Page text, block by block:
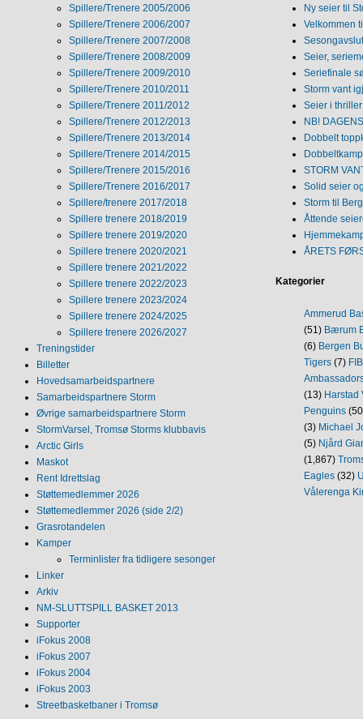
Spillere/Trenere 2005/2006
Spillere/Trenere 2006/2007
Spillere/Trenere 2007/2008
Spillere/Trenere 2008/2009
Spillere/Trenere 2009/2010
Spillere/Trenere 2010/2011
Spillere/Trenere 2011/2012
Spillere/Trenere 2012/2013
Spillere/Trenere 2013/2014
Spillere/Trenere 2014/2015
Spillere/Trenere 2015/2016
Spillere/Trenere 2016/2017
Spillere/trenere 2017/2018
Spillere trenere 2018/2019
Spillere trenere 2019/2020
Spillere trenere 2020/2021
Spillere trenere 2021/2022
Spillere trenere 2022/2023
Spillere trenere 2023/2024
Spillere trenere 2024/2025
Spillere trenere 2026/2027
Treningstider
Billetter
Hovedsamarbeidspartnere
Samarbeidspartnere Storm
Øvrige samarbeidspartnere Storm
StormVarsel, Tromsø Storms klubbavis
Arctic Girls
Maskot
Rent Idrettslag
Støttemedlemmer 2026
Støttemedlemmer 2026 (side 2/2)
Grasrotandelen
Kamper
Terminlister fra tidligere sesonger
Linker
Arkiv
NM‐SLUTTSPILL BASKET 2013
Supporter
iFokus 2008
iFokus 2007
iFokus 2004
iFokus 2003
Streetbasketbaner i Tromsø
Ny seier til
Velkommen
Seier,
Seriefinale
Storm vant
Seier i
NB!
Dobbelt
STORM
Solid seier
Storm til
Åttende
ÅRETS
Kategorier
Ammerud
(51) Bærum
(6) Bergen
Tigers (7)
(13) Harstad
Penguins
(3) Michael
(5) Njård
(1,867)
Eagles (32)
Vålerenga